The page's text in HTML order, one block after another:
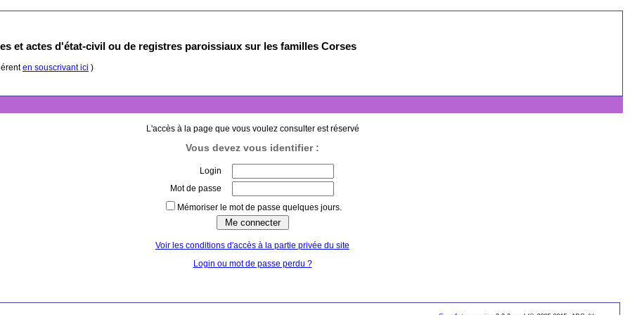
et actes d'état-civil ou de registres paroissiaux sur les familles Corses
en souscrivant ici )
L'accès à la page que vous voulez consulter est réservé
Vous devez vous identifier :
Login
Mot de passe
Mémoriser le mot de passe quelques jours.
Voir les conditions d'accès à la partie privée du site
Login ou mot de passe perdu ?